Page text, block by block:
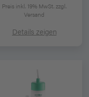
Preis inkl. 19% MwSt.zzgl.
Versand
Details zeigen